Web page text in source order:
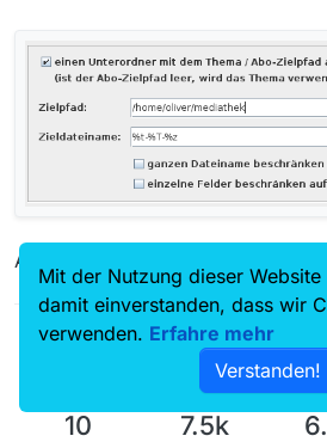
Allerdings hast du ein
10 7.5k
Mit der Nutzung dieser
damit einverstanden, dass wir
verwenden. Erfahre mehr
Verstanden!